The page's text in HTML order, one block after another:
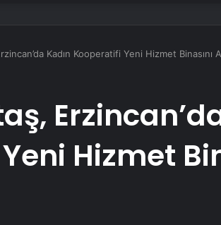
Kadın Kooperatifi Yeni Hizmet Binasını
Hizmet